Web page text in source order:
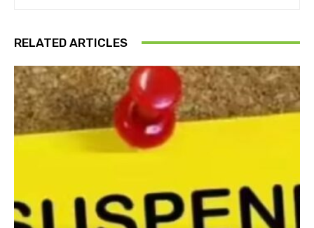
RELATED ARTICLES